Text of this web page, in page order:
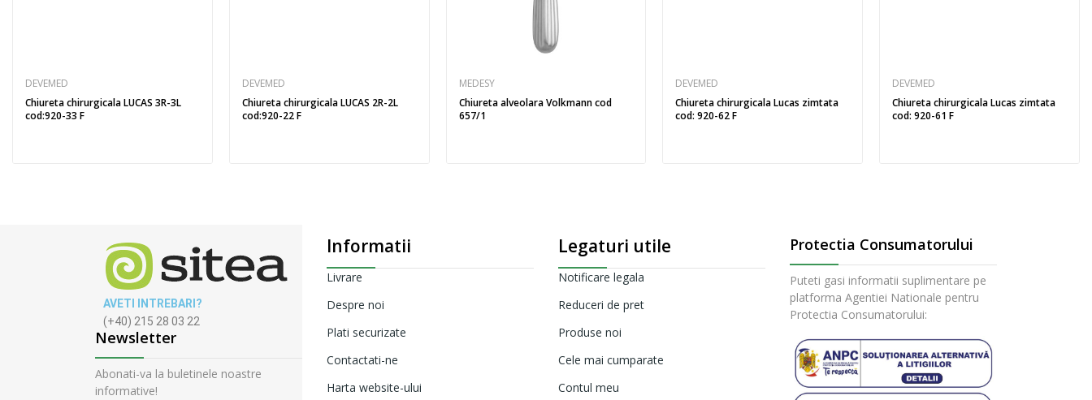
DEVEMED
Chiureta chirurgicala LUCAS 3R-3L
cod:920-33 F
DEVEMED
Chiureta chirurgicala LUCAS 2R-2L
cod:920-22 F
MEDESY
Chiureta alveolara Volkmann cod
657/1
DEVEMED
Chiureta chirurgicala Lucas zimtata
cod: 920-62 F
DEVEMED
Chiureta chirurgicala Lucas zimtata
cod: 920-61 F
AVETI INTREBARI?
(+40) 215 28 03 22
Newsletter
Abonati-va la buletinele noastre
informative!
Informatii
Livrare
Despre noi
Plati securizate
Contactati-ne
Harta website-ului
Legaturi utile
Notificare legala
Reduceri de pret
Produse noi
Cele mai cumparate
Contul meu
Protectia Consumatorului
Puteti gasi informatii suplimentare pe
platforma Agentiei Nationale pentru
Protectia Consumatorului: